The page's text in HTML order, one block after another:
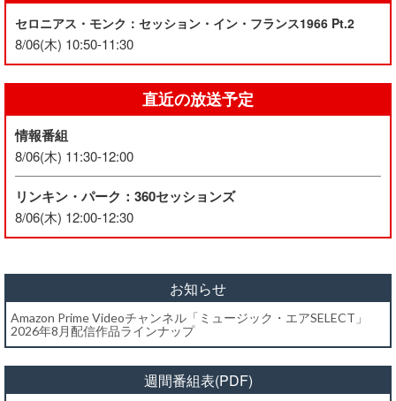
セロニアス・モンク：セッション・イン・フランス1966 Pt.2
8/06(木) 10:50-11:30
直近の放送予定
情報番組
8/06(木) 11:30-12:00
リンキン・パーク：360セッションズ
8/06(木) 12:00-12:30
お知らせ
Amazon Prime Videoチャンネル「ミュージック・エアSELECT」
2026年8月配信作品ラインナップ
週間番組表(PDF)